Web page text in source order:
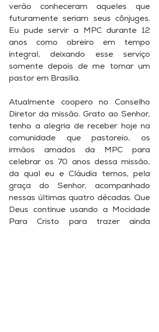
verão conheceram aqueles que
futuramente seriam seus cônjuges.
Eu pude servir a MPC durante 12
anos como obreiro em tempo
integral, deixando esse serviço
somente depois de me tornar um
pastor em Brasília.
Atualmente coopero no Conselho
Diretor da missão. Grato ao Senhor,
tenho a alegria de receber hoje na
comunidade que pastoreio, os
irmãos amados da MPC para
celebrar os 70 anos dessa missão,
da qual eu e Cláudia temos, pela
graça do Senhor, acompanhado
nessas últimas quatro décadas. Que
Deus continue usando a Mocidade
Para Cristo para trazer ainda